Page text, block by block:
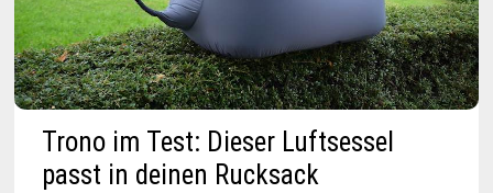
Trono im Test: Dieser Luftsessel
passt in deinen Rucksack